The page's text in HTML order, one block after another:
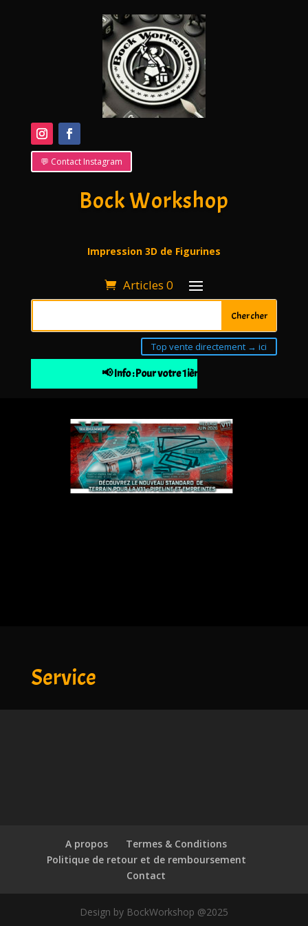
💬 Contact Instagram
Bock Workshop
Impression 3D de Figurines
Articles 0
Top vente directement → ici
📢 Info : Pour votre 1ière commande 10% de
Service
A propos
Termes & Conditions
Politique de retour et de remboursement
Contact
Design by BockWorkshop @2025